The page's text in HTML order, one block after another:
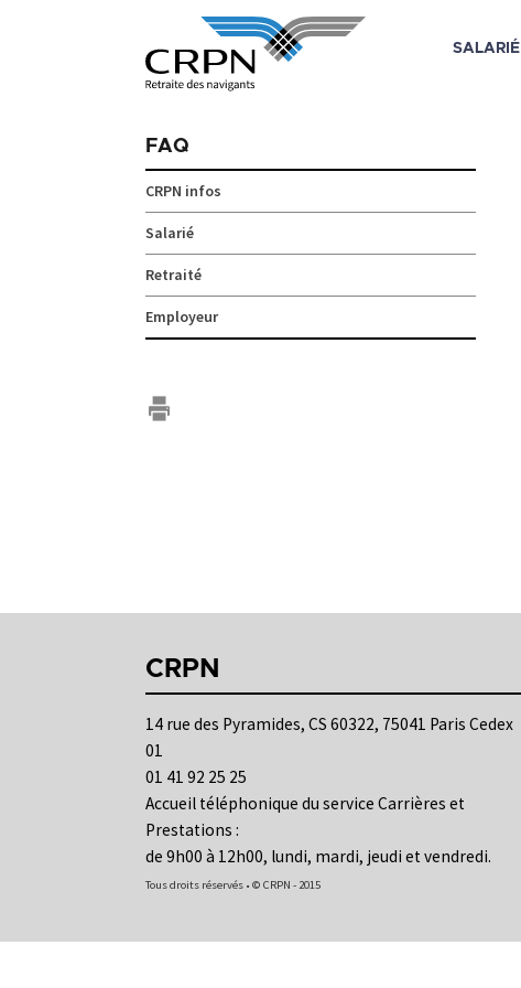
SALARIÉ
FAQ
CRPN infos
Salarié
Retraité
Employeur
CRPN
14 rue des Pyramides, CS 60322, 75041 Paris Cedex
01
01 41 92 25 25
Accueil téléphonique du service Carrières et
Prestations :
de 9h00 à 12h00, lundi, mardi, jeudi et vendredi.
Tous droits réservés • © CRPN - 2015